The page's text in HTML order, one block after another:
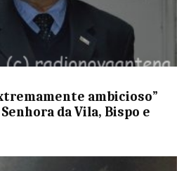
ambicioso”
da Vila, Bispo e